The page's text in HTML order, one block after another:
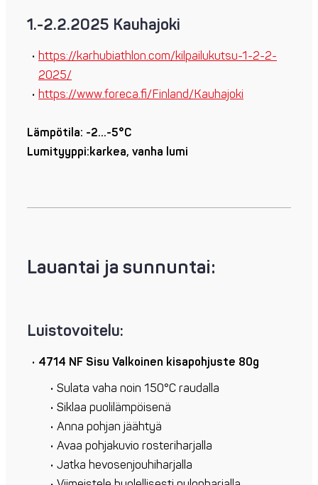
1.-2.2.2025 Kauhajoki
https://karhubiathlon.com/kilpailukutsu-1-2-2-
2025/
https://www.foreca.fi/Finland/Kauhajoki
Lämpötila: -2…-5°C
Lumityyppi:karkea, vanha lumi
Lauantai ja sunnuntai:
Luistovoitelu:
4714 NF Sisu Valkoinen kisapohjuste 80g
Sulata vaha noin 150°C raudalla
Siklaa puolilämpöisenä
Anna pohjan jäähtyä
Avaa pohjakuvio rosteriharjalla
Jatka hevosenjouhiharjalla